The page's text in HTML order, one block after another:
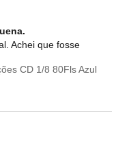
Achei que fosse
CD 1/8 80Fls Azul